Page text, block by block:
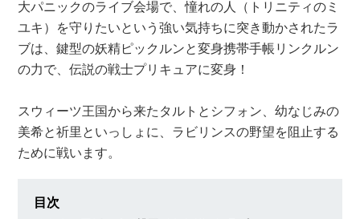
大パニックのライブ会場で、憧れの人（トリニティのミ
ユキ）を守りたいという強い気持ちに突き動かされたラ
ブは、鍵型の妖精ピックルンと変身携帯手帳リンクルン
の力で、伝説の戦士プリキュアに変身！
スウィーツ王国から来たタルトとシフォン、幼なじみの
美希と祈里といっしょに、ラビリンスの野望を阻止する
ために戦います。
目次